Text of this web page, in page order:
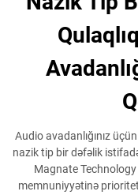
Audio avadanlığınız
nazik tip bir dəfəlik
Magnate
memnuniyyətinə